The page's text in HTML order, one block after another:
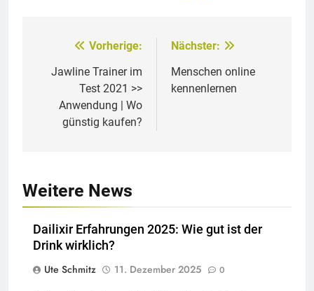
Beitragsnavigation
Vorherige:
Jawline Trainer im
Test 2021 >>
Anwendung | Wo
günstig kaufen?
Nächster:
Menschen online
kennenlernen
Weitere News
Dailixir Erfahrungen 2025: Wie gut ist der
Drink wirklich?
Ute Schmitz
11. Dezember 2025 0